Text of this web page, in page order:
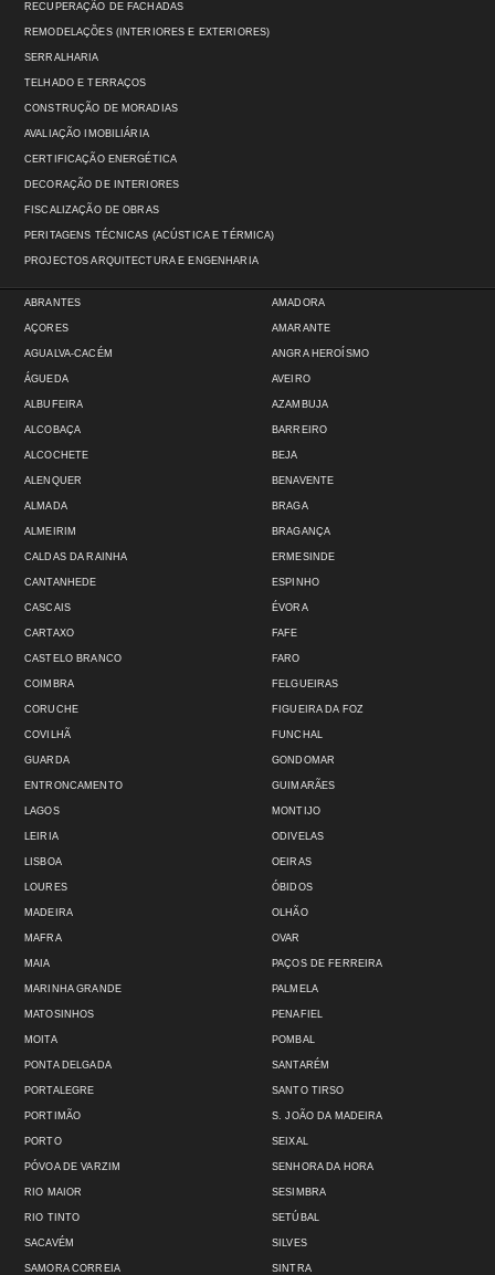
RECUPERAÇÃO DE FACHADAS
REMODELAÇÕES (INTERIORES E EXTERIORES)
SERRALHARIA
TELHADO E TERRAÇOS
CONSTRUÇÃO DE MORADIAS
AVALIAÇÃO IMOBILIÁRIA
CERTIFICAÇÃO ENERGÉTICA
DECORAÇÃO DE INTERIORES
FISCALIZAÇÃO DE OBRAS
PERITAGENS TÉCNICAS (ACÚSTICA E TÉRMICA)
PROJECTOS ARQUITECTURA E ENGENHARIA
ABRANTES
AÇORES
AGUALVA-CACÉM
ÁGUEDA
ALBUFEIRA
ALCOBAÇA
ALCOCHETE
ALENQUER
ALMADA
ALMEIRIM
AMADORA
AMARANTE
ANGRA HEROÍSMO
AVEIRO
AZAMBUJA
BARREIRO
BEJA
BENAVENTE
BRAGA
BRAGANÇA
CALDAS DA RAINHA
CANTANHEDE
CASCAIS
CARTAXO
CASTELO BRANCO
COIMBRA
CORUCHE
COVILHÃ
GUARDA
ENTRONCAMENTO
ERMESINDE
ESPINHO
ÉVORA
FAFE
FARO
FELGUEIRAS
FIGUEIRA DA FOZ
FUNCHAL
GONDOMAR
GUIMARÃES
LAGOS
LEIRIA
LISBOA
LOURES
MADEIRA
MAFRA
MAIA
MARINHA GRANDE
MATOSINHOS
MOITA
MONTIJO
ODIVELAS
OEIRAS
ÓBIDOS
OLHÃO
OVAR
PAÇOS DE FERREIRA
PALMELA
PENAFIEL
POMBAL
PONTA DELGADA
PORTALEGRE
PORTIMÃO
PORTO
PÓVOA DE VARZIM
RIO MAIOR
RIO TINTO
SACAVÉM
SAMORA CORREIA
SANTARÉM
SANTO TIRSO
S. JOÃO DA MADEIRA
SEIXAL
SENHORA DA HORA
SESIMBRA
SETÚBAL
SILVES
SINTRA